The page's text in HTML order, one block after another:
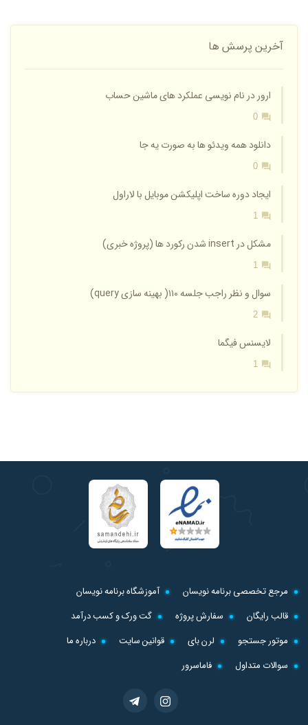
آخرین پرسش ها
ارور در نام نویسی عملکرد های ماشین حساب
0
دانلود همه ویدئو ها به صورت یه جا
0
ایجاد دوره ساخت اپلیکشن موبایل با لاراول
1
مشکل در insert شدن رکورد ها (پروژه خبری)
1
سوال و نظر راجب جلسه ۱۱۰( بهینه سازی query)
2
لایسنس فیگما
1
مرجع تخصصی برنامه نویسان
آموزشگاه برنامه نویسان
قالب رایگان
سفارش پروژه
گت ورک و کسب درآمد
موتور جستجو
لرن بای قوانین سایت
درباره ما
سوالات متداول
فاماسرور